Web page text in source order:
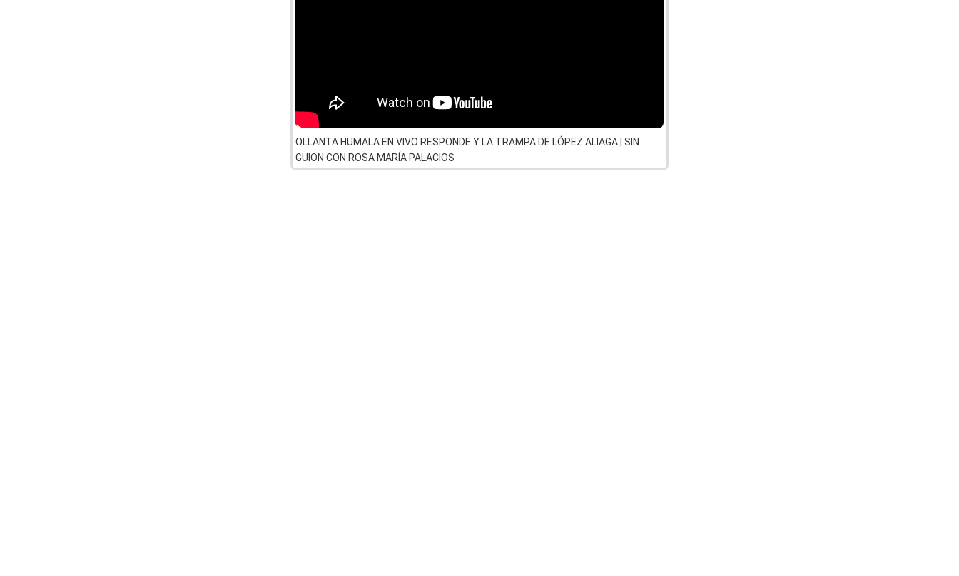
OLLANTA HUMALA EN VIVO RESPONDE Y LA TRAMPA DE LÓPEZ ALIAGA | SIN
GUION CON ROSA MARÍA PALACIOS